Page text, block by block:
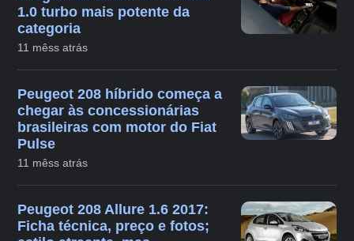
1.0 turbo mais potente da
categoria
11 mêss atrás
Peugeot 208 híbrido começa a
chegar às concessionárias
brasileiras com motor do Fiat
Pulse
11 mêss atrás
Peugeot 208 Allure 1.6 2017:
Ficha técnica, preço e fotos;